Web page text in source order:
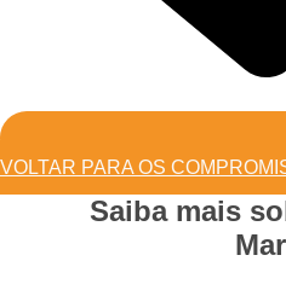
VOLTAR PARA OS
Saiba mais